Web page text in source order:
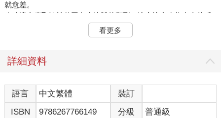
就愈差。
生殖適合度取決於基因免疫抗體的類型，這會決定生物本身的反
應模式。例如，當人突然聽到陌生的爆裂聲響時，要迅速邁開步
伐跑開，還是縮在原地不動？夫妻組合在這種無意識的反應上會
基因組合也會增加。雖然這種組合在動物學上十分合理，但從心
舉例來說，若是一方怕冷，另一方可能就怕熱；如果有一方比較
神經質，另一方就常常是少一根筋；某一方習慣從牙膏底端整整
齊齊往上擠，另一方就可能是漫不在乎地從中間亂擠的習慣……
看更多
詳細資料
語言 中文繁體
裝訂
ISBN
9786267766149 分級 普通級